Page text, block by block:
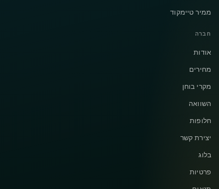
ממיר טיימקוד
חברה
אודות
מחירים
מקרי בוחן
השוואה
חלופות
יצירת קשר
בלוג
פרטיות